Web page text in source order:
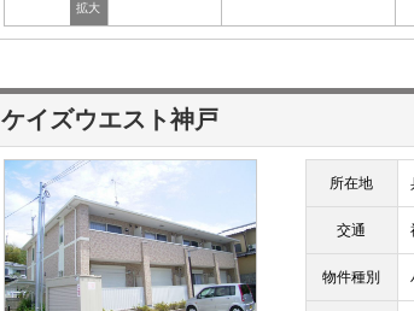
ケイズウエスト神戸
所在地
交通
物件種別